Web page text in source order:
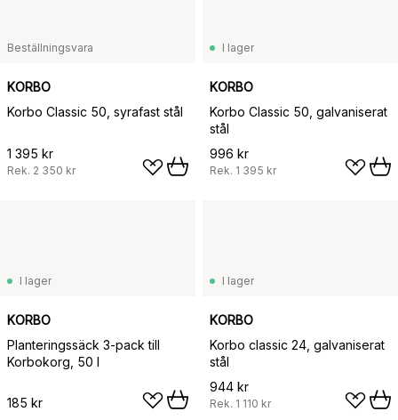
Beställningsvara
KORBO
Korbo Classic 50, syrafast stål
1 395 kr
Rek. 2 350 kr
I lager
KORBO
Korbo Classic 50, galvaniserat
stål
996 kr
Rek. 1 395 kr
I lager
KORBO
Planteringssäck 3-pack till
Korbokorg, 50 l
185 kr
I lager
KORBO
Korbo classic 24, galvaniserat
stål
944 kr
Rek. 1 110 kr